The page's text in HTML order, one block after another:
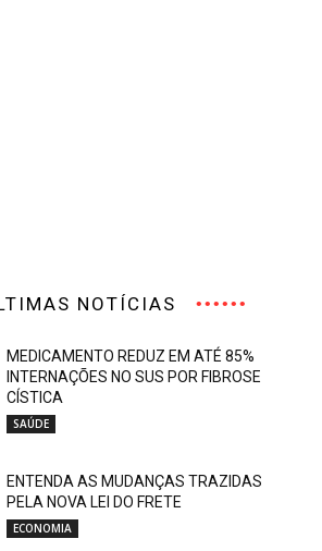
NOTÍCIAS
MEDICAMENTO REDUZ EM ATÉ 85%
INTERNAÇÕES NO SUS POR FIBROSE
CÍSTICA
SAÚDE
ENTENDA AS MUDANÇAS TRAZIDAS
PELA NOVA LEI DO FRETE
ECONOMIA